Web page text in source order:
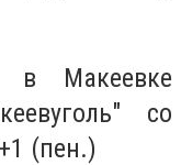
в Макеевке
со
(пен.)